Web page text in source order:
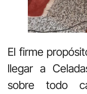
El firme
llegar a
sobre todo